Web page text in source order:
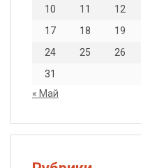
10
11 12
17
18 19
24
25 26
31
« Май